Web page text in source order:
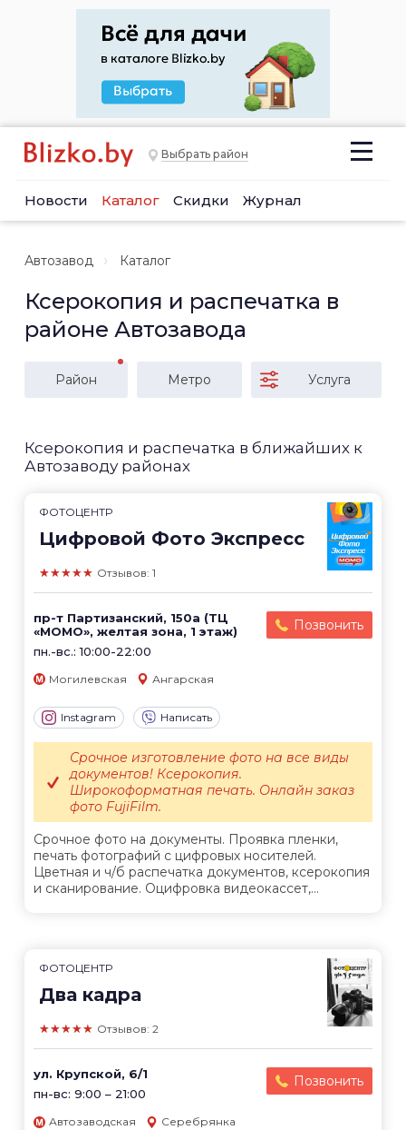
Выбрать район
Новости Каталог Скидки Журнал
Автозавод Каталог
Ксерокопия и распечатка в
районе Автозавода
Район Метро Услуга
Ксерокопия и распечатка в ближайших к
Автозаводу районах
ФОТОЦЕНТР
Цифровой Фото Экспресс
★★★★★ Отзывов: 1
пр-т Партизанский, 150а (ТЦ
«МОМО», желтая зона, 1 этаж)
пн.-вс.: 10:00-22:00
Позвонить
Могилевская Ангарская
Instagram Написать
Срочное фото на документы. Проявка пленки,
печать фотографий с цифровых носителей.
Цветная и ч/б распечатка документов, ксерокопия
и сканирование. Оцифровка видеокассет,...
Срочное изготовление фото на все виды
документов! Ксерокопия.
Широкоформатная печать. Онлайн заказ
фото FujiFilm.
ФОТОЦЕНТР
Два кадра
★★★★★ Отзывов: 2
ул. Крупской, 6/1
пн-вс: 9:00 – 21:00
Позвонить
Автозаводская Серебрянка